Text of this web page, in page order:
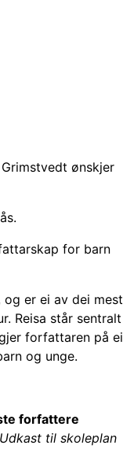
ønskjer
for barn
er ei av dei mest
Reisa står sentralt
forfattaren på ei
og unge.
forfattere
Udkast til skoleplan